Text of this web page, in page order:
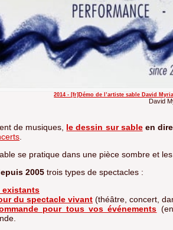
2014 - [fr]Démo de l’artiste sable David
David
de musiques, le dessin sur sableen
se pratique dans une pièce sombre et
2005 trois types de spectacles :
existants
du spectacle vivant (théâtre, concert,
pour tous vos événements